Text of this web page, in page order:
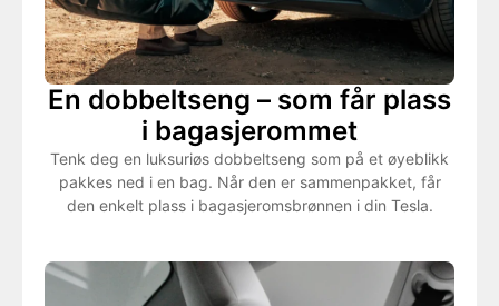
En dobbeltseng – som får plass
i bagasjerommet
Tenk deg en luksuriøs dobbeltseng som på et øyeblikk
pakkes ned i en bag. Når den er sammenpakket, får
den enkelt plass i bagasjeromsbrønnen i din Tesla.